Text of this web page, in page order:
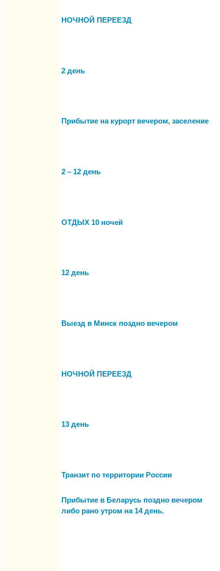
НОЧНОЙ ПЕРЕЕЗД
2 день
Прибытие на курорт вечером, заселение
2 – 12 день
ОТДЫХ 10 ночей
12 день
Выезд в Минск поздно вечером
НОЧНОЙ ПЕРЕЕЗД
13 день
Транзит по территории России
Прибытие в Беларусь поздно вечером
либо рано утром на 14 день.